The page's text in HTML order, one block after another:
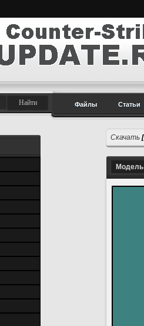
Файлы Статьи
Скачать
Модель